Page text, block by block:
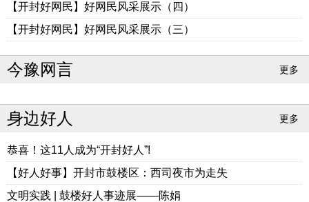
【开封好网民】好网民风采展示（四）
【开封好网民】好网民风采展示（三）
今豫网言 更多
身边好人 更多
恭喜！这11人成为“开封好人”!
【好人好事】开封市鼓楼区：西司夜市为走失
文明实践 | 鼓楼好人事迹展——陈娟